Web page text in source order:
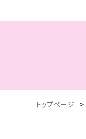
トップページ >